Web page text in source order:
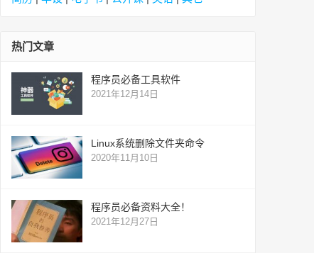
热门文章
程序员必备工具软件
2021年12月14日
Linux系统删除文件夹命令
2020年11月10日
程序员必备资料大全！
2021年12月27日